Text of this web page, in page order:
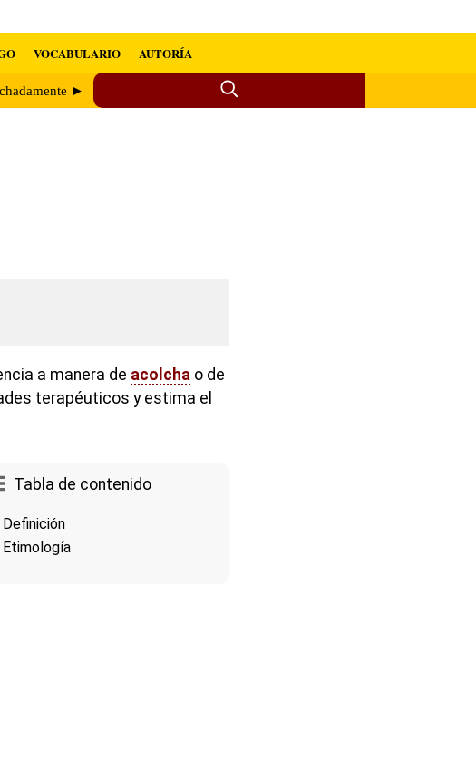
VOCABULARIO AUTORÍA
►
a manera de acolcha o de
terapéuticos y estima el
Tabla de contenido
Definición
Etimología